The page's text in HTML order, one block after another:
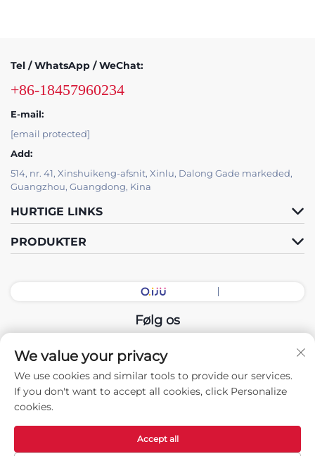
Tel / WhatsApp / WeChat:
+86-18457960234
E-mail:
[email protected]
Add:
514, nr. 41, Xinshuikeng-afsnit, Xinlu, Dalong Gade markeded,
Guangzhou, Guangdong, Kina
HURTIGE LINKS
PRODUKTER
Følg os
Copyright © 2025 China Guangdong Udstillingshal Intelligent
Equipment Co., Ltd. Alle rettigheder forbeholdes. -
Privatlivspolitik
We value your privacy
We use cookies and similar tools to provide our services.
If you don't want to accept all cookies, click Personalize
cookies.
Accept all